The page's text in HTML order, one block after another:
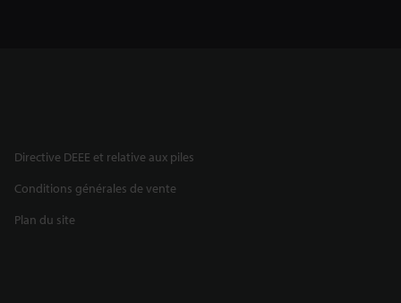
Directive DEEE et relative aux piles
Conditions générales de vente
Plan du site